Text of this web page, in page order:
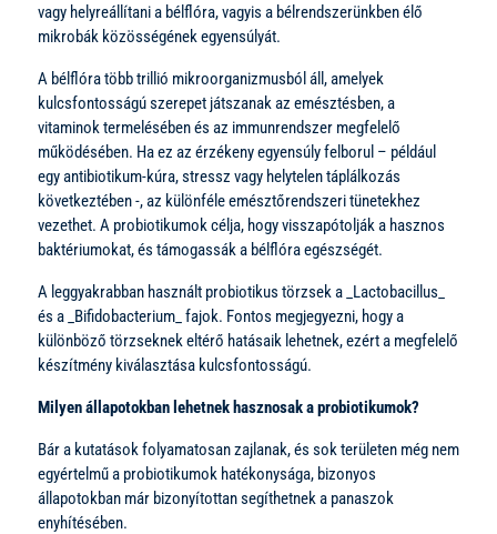
vagy helyreállítani a bélflóra, vagyis a bélrendszerünkben élő
mikrobák közösségének egyensúlyát.
A bélflóra több trillió mikroorganizmusból áll, amelyek
kulcsfontosságú szerepet játszanak az emésztésben, a
vitaminok termelésében és az immunrendszer megfelelő
működésében. Ha ez az érzékeny egyensúly felborul – például
egy antibiotikum-kúra, stressz vagy helytelen táplálkozás
következtében -, az különféle emésztőrendszeri tünetekhez
vezethet. A probiotikumok célja, hogy visszapótolják a hasznos
baktériumokat, és támogassák a bélflóra egészségét.
A leggyakrabban használt probiotikus törzsek a _Lactobacillus_
és a _Bifidobacterium_ fajok. Fontos megjegyezni, hogy a
különböző törzseknek eltérő hatásaik lehetnek, ezért a megfelelő
készítmény kiválasztása kulcsfontosságú.
Milyen állapotokban lehetnek hasznosak a probiotikumok?
Bár a kutatások folyamatosan zajlanak, és sok területen még nem
egyértelmű a probiotikumok hatékonysága, bizonyos
állapotokban már bizonyítottan segíthetnek a panaszok
enyhítésében.